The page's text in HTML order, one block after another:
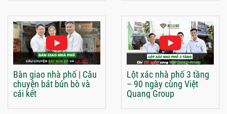
Bàn giao nhà phố | Câu
chuyện bát bún bò và
cái kết
Lột xác nhà phố 3 tầng
– 90 ngày cùng Việt
Quang Group